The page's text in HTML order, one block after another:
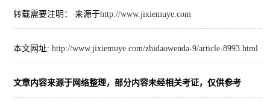
转载需要注明： 来源于http://www.jixiemuye.com
本文网址: http://www.jixiemuye.com/zhidaowenda-9/article-8993.html
文章内容来源于网络整理，部分内容未经相关考证，仅供参考